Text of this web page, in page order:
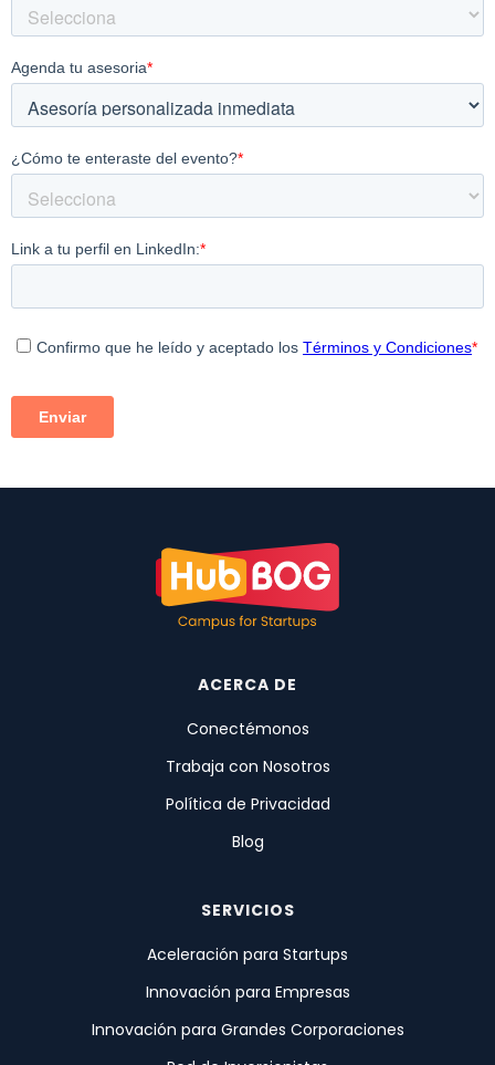
ACERCA DE
Conectémonos
Trabaja con Nosotros
Política de Privacidad
Blog
SERVICIOS
Aceleración para Startups
Innovación para Empresas
Innovación para Grandes Corporaciones